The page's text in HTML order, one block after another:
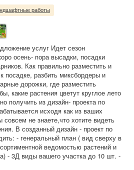
работы
услуг Идет сезон
осень- пора высадки, посадки
Как правильно разместить и
посадке, разбить миксбордеры и
дорожки, где разместить
какие растения цветут круглое лето
получить из дизайн- проекта по
исходя как из ваших
не знаете,что хотите видеть
В созданный дизайн - проект по
- генеральный план ( вид сверху в
ведомостью растений и
- 3Д виды вашего участка до 10 шт. -